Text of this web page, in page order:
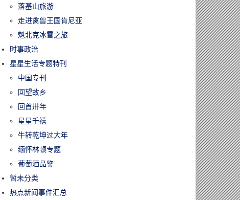
落基山旅游
走进禽兽王国肯尼亚
魁北克冰雪之旅
时事政治
星星生活专题特刊
中国专刊
回望故乡
回首卅年
星星千禧
牛转乾坤过大年
缅怀林顿专题
葡萄酒品鉴
暂未分类
热点新闻事件汇总